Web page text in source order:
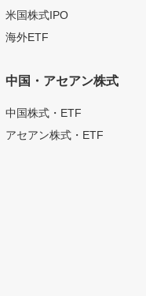
米国株式IPO
海外ETF
中国・アセアン株式
中国株式・ETF
アセアン株式・ETF